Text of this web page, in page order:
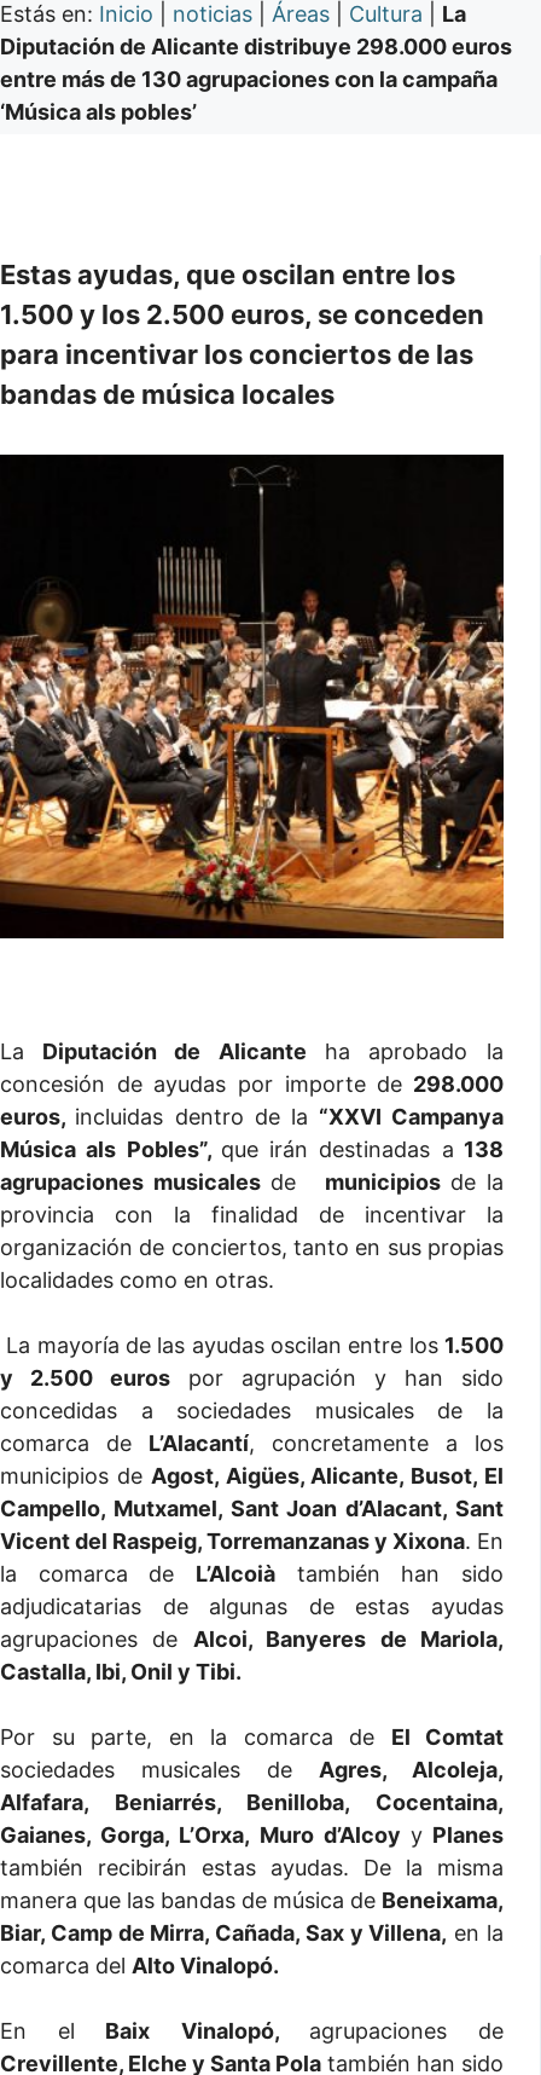
Estás en: Inicio noticias Áreas Cultura
La
Diputación de Alicante distribuye 298.000 euros
entre más de 130 agrupaciones con la campaña
‘Música als pobles’
Estas ayudas, que oscilan entre los
1.500 y los 2.500 euros, se conceden
para incentivar los conciertos de las
bandas de música locales
La Diputación de Alicante ha aprobado la
concesión de ayudas por importe de 298.000
euros, incluidas dentro de la “XXVI Campanya
Música als Pobles”, que irán destinadas a 138
agrupaciones musicales de municipios de la
provincia con la finalidad de incentivar la
organización de conciertos, tanto en sus propias
localidades como en otras.
La mayoría de las ayudas oscilan entre los 1.500
y 2.500 euros por agrupación y han sido
concedidas a sociedades musicales de la
comarca de L’Alacantí, concretamente a los
municipios de Agost, Aigües, Alicante, Busot, El
Campello, Mutxamel, Sant Joan d’Alacant, Sant
Vicent del Raspeig, Torremanzanas y Xixona. En
la comarca de L’Alcoià también han sido
adjudicatarias de algunas de estas ayudas
agrupaciones de Alcoi, Banyeres de Mariola,
Castalla, Ibi, Onil y Tibi.
Por su parte, en la comarca de El Comtat
sociedades musicales de Agres, Alcoleja,
Alfafara, Beniarrés, Benilloba, Cocentaina,
Gaianes, Gorga, L’Orxa, Muro d’Alcoy yPlanes
también recibirán estas ayudas. De la misma
manera que las bandas de música de Beneixama,
Biar, Camp de Mirra, Cañada, Sax y Villena, en la
comarca del Alto Vinalopó.
En el Baix Vinalopó, agrupaciones de
Crevillente, Elche y Santa Pola también han sido